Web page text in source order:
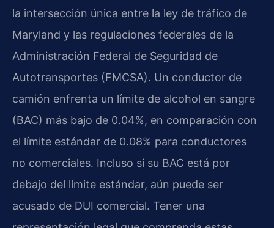
la intersección única entre la ley de tráfico de
Maryland y las regulaciones federales de la
Administración Federal de Seguridad de
Autotransportes (FMCSA). Un conductor de
camión enfrenta un límite de alcohol en sangre
(BAC) más bajo de 0.04%, en comparación con
el límite estándar de 0.08% para conductores
no comerciales. Incluso si su BAC está por
debajo del límite estándar, aún puede ser
acusado de DUI comercial. Tener una